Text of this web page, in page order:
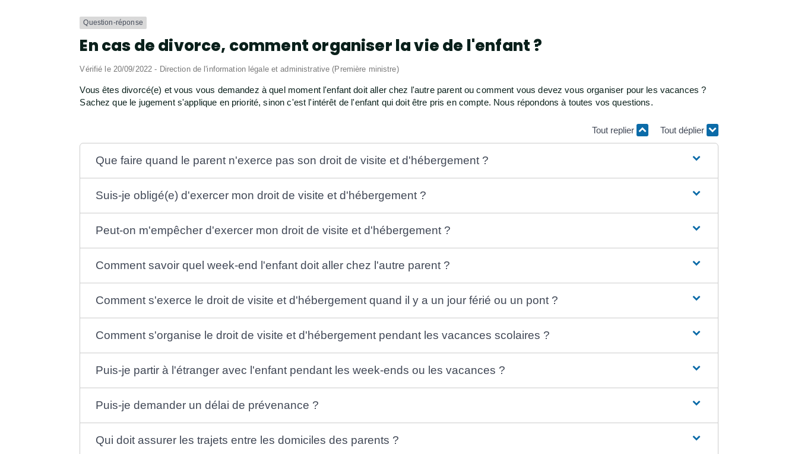
Question-réponse
En cas de divorce, comment organiser la vie de l'enfant ?
Vérifié le 20/09/2022 - Direction de l'information légale et administrative (Première ministre)
Vous êtes divorcé(e) et vous vous demandez à quel moment l'enfant doit aller chez l'autre parent ou comment vous devez vous organiser pour les vacances ?
Sachez que le jugement s'applique en priorité, sinon c'est l'intérêt de l'enfant qui doit être pris en compte. Nous répondons à toutes vos questions.
Tout replier Tout déplier
Que faire quand le parent n'exerce pas son droit de visite et d'hébergement ?
Suis-je obligé(e) d'exercer mon droit de visite et d'hébergement ?
Peut-on m'empêcher d'exercer mon droit de visite et d'hébergement ?
Comment savoir quel week-end l'enfant doit aller chez l'autre parent ?
Comment s'exerce le droit de visite et d'hébergement quand il y a un jour férié ou un pont ?
Comment s'organise le droit de visite et d'hébergement pendant les vacances scolaires ?
Puis-je partir à l'étranger avec l'enfant pendant les week-ends ou les vacances ?
Puis-je demander un délai de prévenance ?
Qui doit assurer les trajets entre les domiciles des parents ?